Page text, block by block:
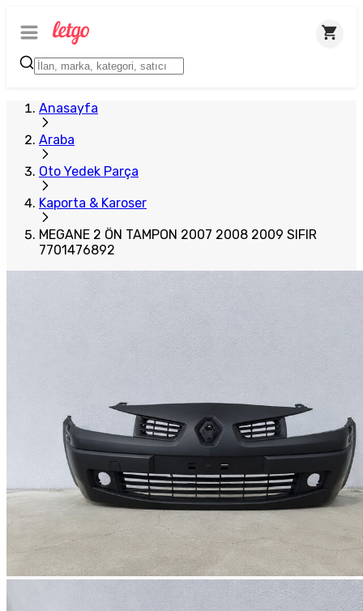
Anasayfa
Araba
Oto Yedek Parça
Kaporta & Karoser
MEGANE 2 ÖN TAMPON 2007 2008 2009 SIFIR
7701476892
Plus Satıcı